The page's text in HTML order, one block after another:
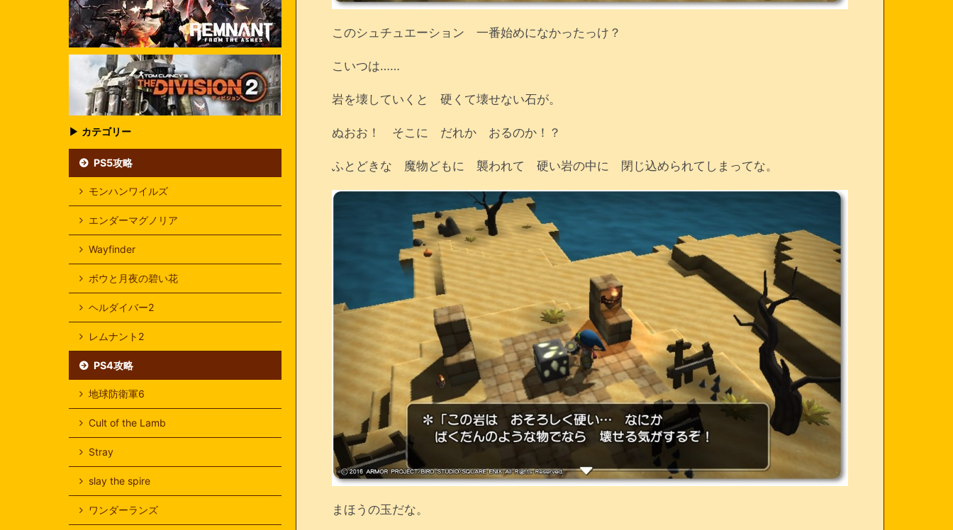
このシュチュエーション 一番始めになかったっけ？
こいつは……
岩を壊していくと 硬くて壊せない石が。
ぬおお！ そこに だれか おるのか！？
ふとどきな 魔物どもに 襲われて 硬い岩の中に 閉じ込められてしまってな。
まほうの玉だな。
▶ カテゴリー
PS5攻略
モンハンワイルズ
エンダーマグノリア
Wayfinder
ボウと月夜の碧い花
ヘルダイバー2
レムナント2
PS4攻略
地球防衛軍6
Cult of the Lamb
Stray
slay the spire
ワンダーランズ